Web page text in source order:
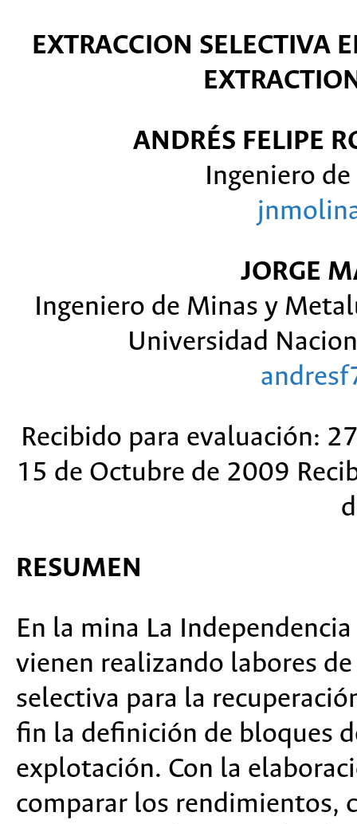
EXTRACCION SELECTIVA
ANDRÉS FELIPE
Ingeniero
JORGE
Ingeniero de Minas y
Universidad
Recibido para evaluación:
15 de Octubre de 2009
RESUMEN
En la mina La
vienen realizando labores
selectiva para la
fin la definición de bloques
explotación. Con la
comparar los rendimientos,